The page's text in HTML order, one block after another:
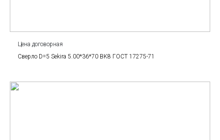
Цена договорная
Сверло D=5 Sekira 5.00*36*70 BK8 ГОСТ 17275-71